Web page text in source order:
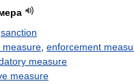
sanction
measure enforcement
measure
measure